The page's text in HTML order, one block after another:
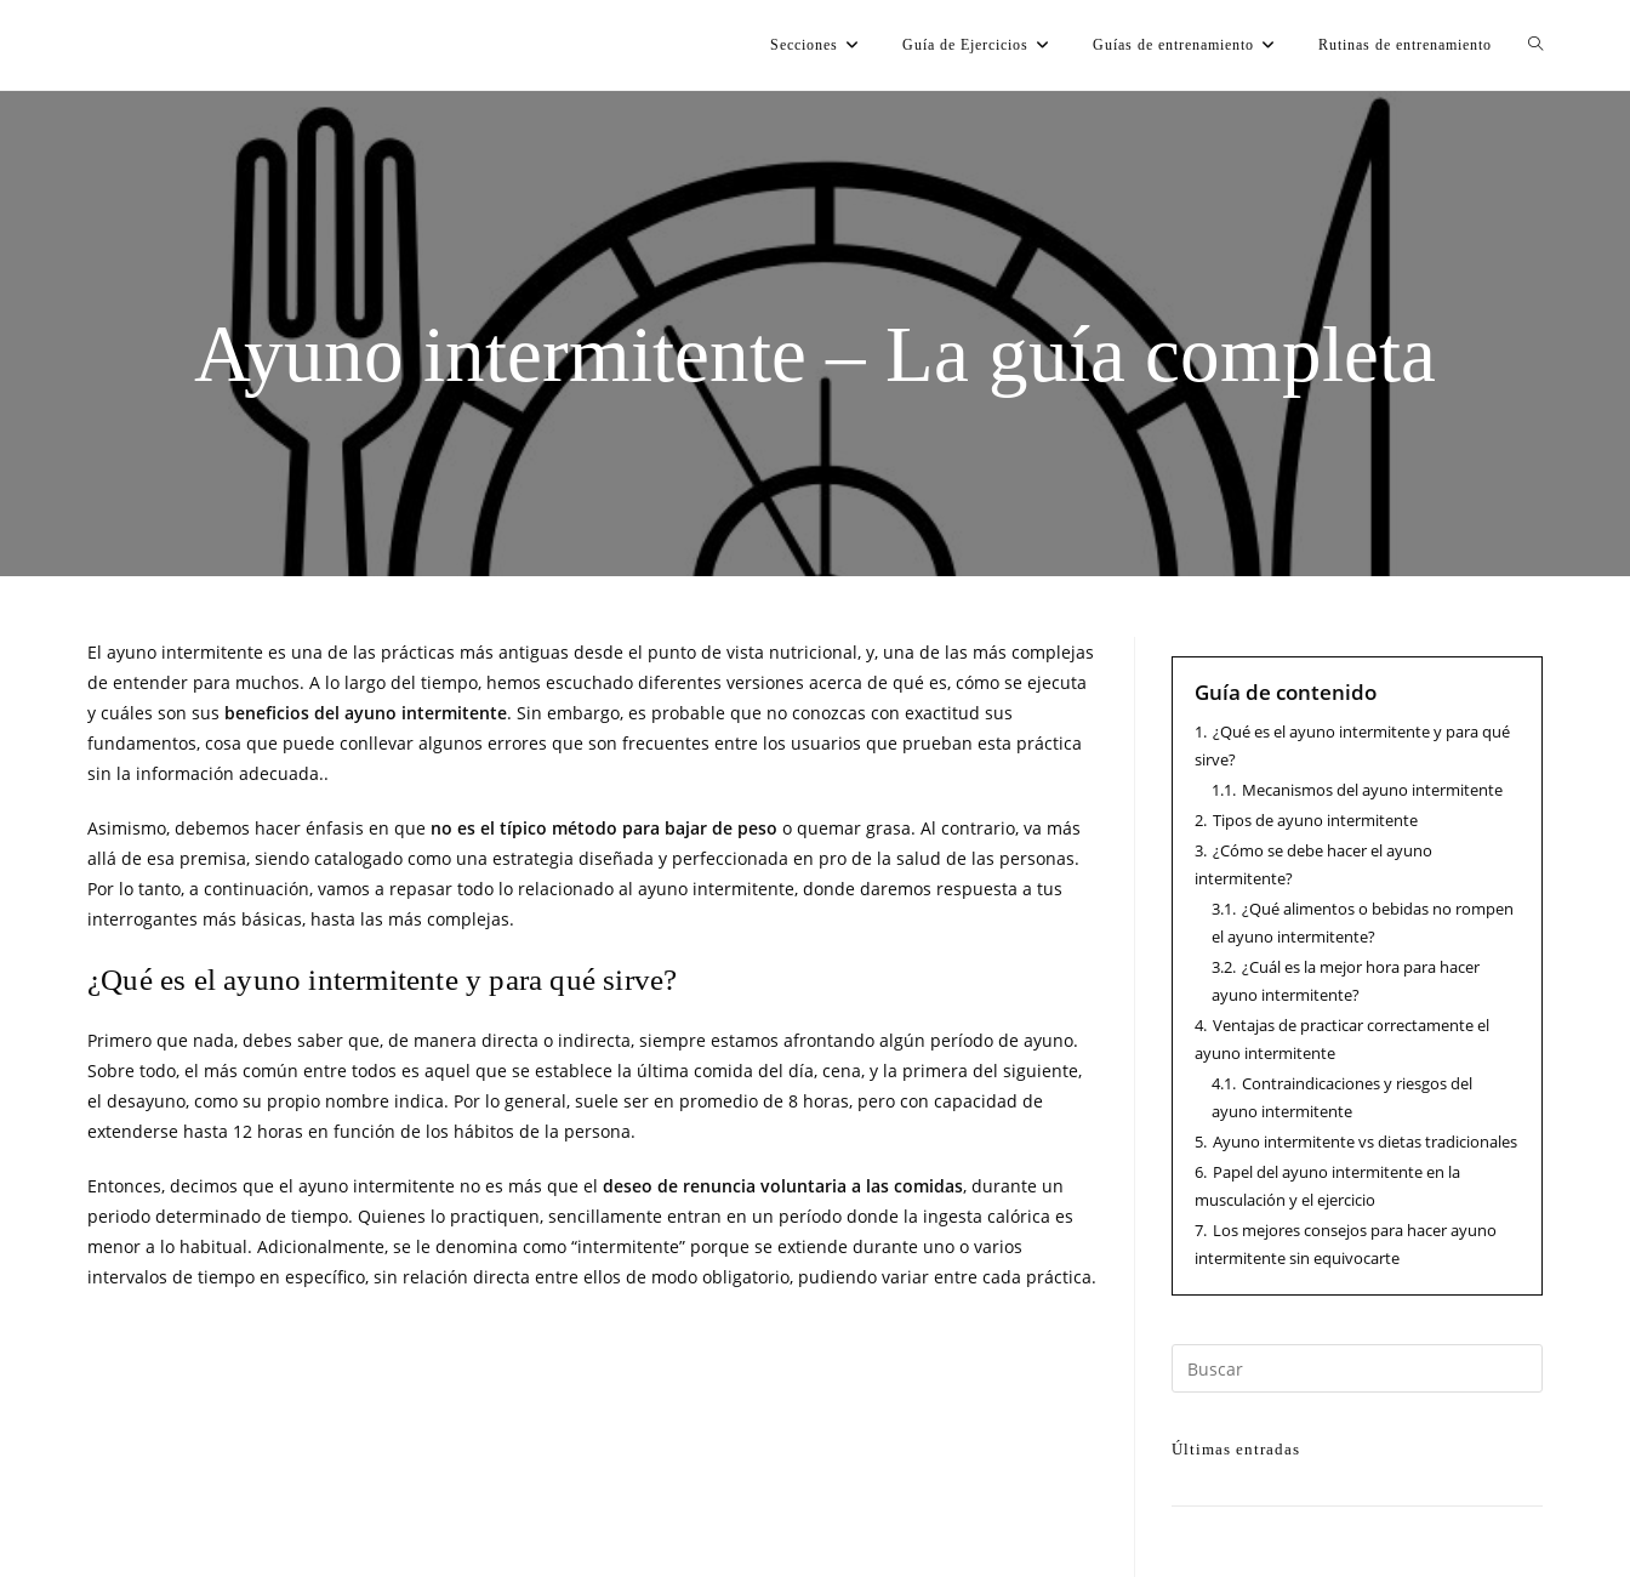
Secciones Guía de Ejercicios Guías de entrenamiento Rutinas de entrenamiento
Ayuno intermitente – La guía completa
El ayuno intermitente es una de las prácticas más antiguas desde el punto de vista nutricional, y, una de las más complejas
de entender para muchos. A lo largo del tiempo, hemos escuchado diferentes versiones acerca de qué es, cómo se ejecuta
y cuáles son sus beneficios del ayuno intermitente. Sin embargo, es probable que no conozcas con exactitud sus
fundamentos, cosa que puede conllevar algunos errores que son frecuentes entre los usuarios que prueban esta práctica
sin la información adecuada..
Asimismo, debemos hacer énfasis en que no es el típico método para bajar de peso o quemar grasa. Al contrario, va más
allá de esa premisa, siendo catalogado como una estrategia diseñada y perfeccionada en pro de la salud de las personas.
Por lo tanto, a continuación, vamos a repasar todo lo relacionado al ayuno intermitente, donde daremos respuesta a tus
interrogantes más básicas, hasta las más complejas.
¿Qué es el ayuno intermitente y para qué sirve?
Primero que nada, debes saber que, de manera directa o indirecta, siempre estamos afrontando algún período de ayuno.
Sobre todo, el más común entre todos es aquel que se establece la última comida del día, cena, y la primera del siguiente,
el desayuno, como su propio nombre indica. Por lo general, suele ser en promedio de 8 horas, pero con capacidad de
extenderse hasta 12 horas en función de los hábitos de la persona.
Entonces, decimos que el ayuno intermitente no es más que el deseo de renuncia voluntaria a las comidas, durante un
periodo determinado de tiempo. Quienes lo practiquen, sencillamente entran en un período donde la ingesta calórica es
menor a lo habitual. Adicionalmente, se le denomina como “intermitente” porque se extiende durante uno o varios
intervalos de tiempo en específico, sin relación directa entre ellos de modo obligatorio, pudiendo variar entre cada práctica.
Guía de contenido
1. ¿Qué es el ayuno intermitente y para qué
sirve?
1.1. Mecanismos del ayuno intermitente
2. Tipos de ayuno intermitente
3. ¿Cómo se debe hacer el ayuno
intermitente?
3.1. ¿Qué alimentos o bebidas no rompen
el ayuno intermitente?
3.2. ¿Cuál es la mejor hora para hacer
ayuno intermitente?
4. Ventajas de practicar correctamente el
ayuno intermitente
4.1. Contraindicaciones y riesgos del
ayuno intermitente
5. Ayuno intermitente vs dietas tradicionales
6. Papel del ayuno intermitente en la
musculación y el ejercicio
7. Los mejores consejos para hacer ayuno
intermitente sin equivocarte
Últimas entradas